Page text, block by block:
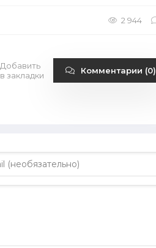
2 944
Добавить
в закладки
Комментарии (0)